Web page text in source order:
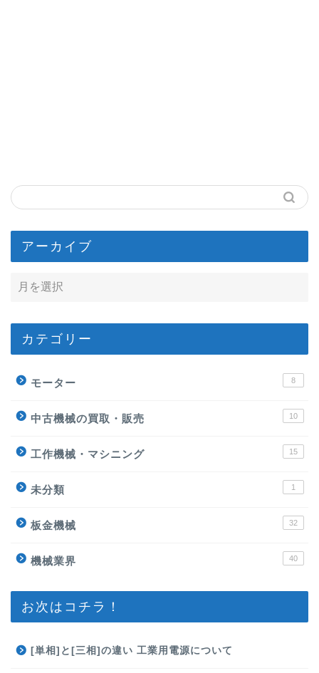
アーカイブ
カテゴリー
モーター 8
中古機械の買取・販売 10
工作機械・マシニング 15
未分類 1
板金機械 32
機械業界 40
お次はコチラ！
[単相]と[三相]の違い 工業用電源について